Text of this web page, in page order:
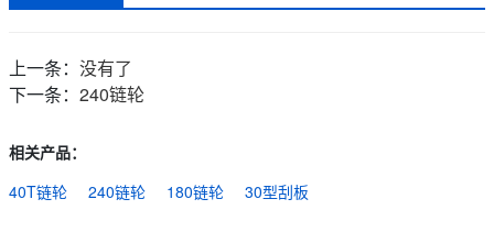
上一条： 没有了
下一条： 240链轮
相关产品：
40T链轮
240链轮 180链轮 30型刮板